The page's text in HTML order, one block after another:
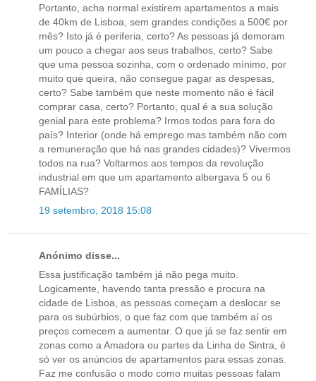
Portanto, acha normal existirem apartamentos a mais
de 40km de Lisboa, sem grandes condições a 500€ por
mês? Isto já é periferia, certo? As pessoas já demoram
um pouco a chegar aos seus trabalhos, certo? Sabe
que uma pessoa sozinha, com o ordenado mínimo, por
muito que queira, não consegue pagar as despesas,
certo? Sabe também que neste momento não é fácil
comprar casa, certo? Portanto, qual é a sua solução
genial para este problema? Irmos todos para fora do
país? Interior (onde há emprego mas também não com
a remuneração que há nas grandes cidades)? Vivermos
todos na rua? Voltarmos aos tempos da revolução
industrial em que um apartamento albergava 5 ou 6
FAMÍLIAS?
19 setembro, 2018 15:08
Anónimo disse...
Essa justificação também já não pega muito.
Logicamente, havendo tanta pressão e procura na
cidade de Lisboa, as pessoas começam a deslocar se
para os subúrbios, o que faz com que também aí os
preços comecem a aumentar. O que já se faz sentir em
zonas como a Amadora ou partes da Linha de Sintra, é
só ver os anúncios de apartamentos para essas zonas.
Faz me confusão o modo como muitas pessoas falam